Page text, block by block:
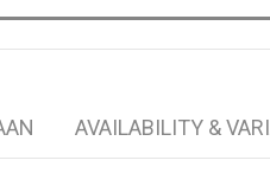
AVAILABILITY &